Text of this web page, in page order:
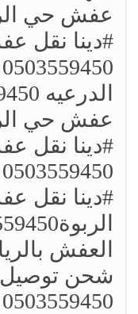
؜#دينا نقل
؜#دينا نقل
0503559450
؜؜#دينا نقل
العفش
شحن توصيل
0503559450